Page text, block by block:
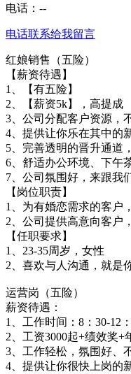
电话： --
电话联系给我留言
红娘销售（五险）
【薪资待遇】
1、【有五险】
2、【薪资5k】，高提成
3、公司分配客户资源，
4、提供让你乐在其中的
5、完善透明的晋升通道
6、舒适办公环境、下午
7、公司氛围好，来跟我
【岗位职责】
1、为有婚恋需求的客户
2、公司提供高意向客户
【任职要求】
1、23-35周岁，女性
2、喜欢与人沟通，就是
运营岗（五险）
薪资待遇：
1、工作时间：8：30-12
2、工资3000起+绩效奖+
3、工作轻松，氛围好、
4、提供让你很快上岗的